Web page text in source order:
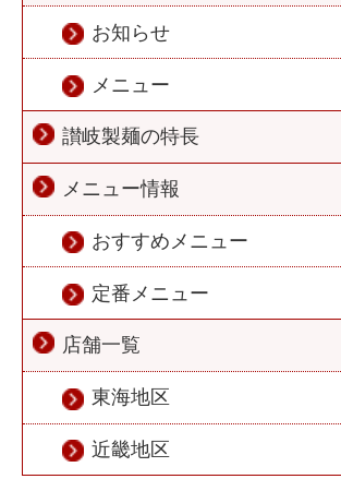
お知らせ
メニュー
讃岐製麺の特長
メニュー情報
おすすめメニュー
定番メニュー
店舗一覧
東海地区
近畿地区